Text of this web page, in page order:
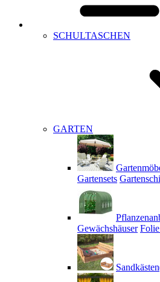
SCHULTASCHEN
GARTEN
Gartensets
Gewächshäuser
Sandkästen